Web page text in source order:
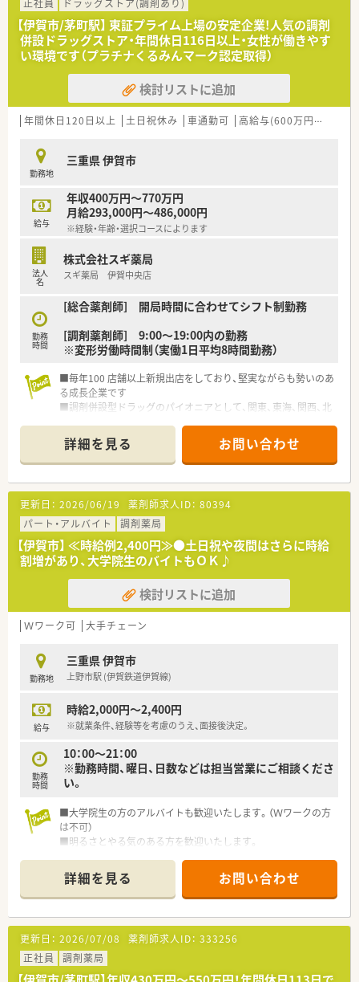
■調剤併設型だけでなく「医療モール・クリニック併設店舗」「敷
地内薬局」「訪問調剤特化型店舗」など様々な店舗を運営してい
ます
■在宅医療にも積極的取り組んでおり「訪問調剤特化型店舗」を
50店舗以上、無菌調剤室は業界最多の51店舗設置しています
■「プラチナくるみん認定企業」「健康経営優良法人2023（大規模
法人部門）認定」等を取得し一人ひとりが働きやすい環境が整備
されています
正社員
ドラッグストア(調剤あり)
【伊賀市/茅町駅】 東証プライム上場の安定企業!人気の調剤
併設ドラッグストア・年間休日116日以上・女性が働きやす
い環境です（プラチナくるみんマーク認定取得）
検討リストに追加
年間休日120日以上 土日祝休み 車通勤可 高給与(600万円以上)
勤務地
三重県 伊賀市
給与
年収400万円～770万円
月給293,000円～486,000円
※経験・年齢・選択コースによります
法人
名
株式会社スギ薬局
スギ薬局 伊賀中央店
勤務
時間
[総合薬剤師] 開局時間に合わせてシフト制勤務
[調剤薬剤師] 9:00～19:00内の勤務
※変形労働時間制（実働1日平均8時間勤務）
■毎年100 店舗以上新規出店をしており、堅実ながらも勢いのあ
る成長企業です
■調剤併設型ドラッグのパイオニアとして、関東、東海、関西、北
■研修制度は様々なプランがあり、集合研修だけでなく任意で受
講可能な研修も幅広く用意されています
■店舗で活躍する従業員、社外で活躍する従業員、将来経営幹部
となる従業員など、薬剤師として様々な活躍ができるフィールド
を用意されています
■総合薬剤師・調剤薬剤師（土日休み・19時までの勤務）どちらか
の働き方を選択できます
■調剤併設型だけでなく「医療モール・クリニック併設店舗」「敷
地内薬局」「訪問調剤特化型店舗」など様々な店舗を運営してい
ます
■在宅医療にも積極的取り組んでおり「訪問調剤特化型店舗」を
50店舗以上、無菌調剤室は業界最多の51店舗設置しています
■「プラチナくるみん認定企業」「健康経営優良法人2023（大規模
法人部門）認定」等を取得し一人ひとりが働きやすい環境が整備
■充実した研修制度、人事制度、評価制度、キャリア支援制度等
があるのも特徴です
詳細を見る お問い合わせ
更新日： 2026/06/19 薬剤師求人ID： 80394
パート・アルバイト
調剤薬局
【伊賀市】 ≪時給例2,400円≫●土日祝や夜間はさらに時給
割増があり、大学院生のバイトもＯＫ♪
検討リストに追加
Ｗワーク可 大手チェーン
勤務地
三重県 伊賀市
上野市駅 (伊賀鉄道伊賀線)
給与
時給2,000円～2,400円
※就業条件、経験等を考慮のうえ、面接後決定。
勤務
時間
10：00～21：00
※勤務時間、曜日、日数などは担当営業にご相談くださ
い。
■大学院生の方のアルバイトも歓迎いたします。（Ｗワークの方
は不可）
■明るさとやる気のある方を歓迎いたします。
詳細を見る お問い合わせ
更新日： 2026/07/08 薬剤師求人ID： 333256
正社員
調剤薬局